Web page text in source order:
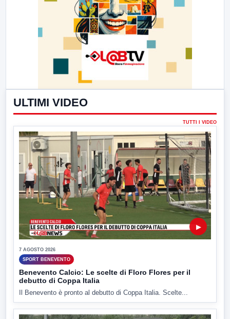
ULTIMI VIDEO
TUTTI I VIDEO
▶
7 AGOSTO 2026
SPORT BENEVENTO
Benevento Calcio: Le scelte di Floro Flores per il
debutto di Coppa Italia
Il Benevento è pronto al debutto di Coppa Italia. Scelte...